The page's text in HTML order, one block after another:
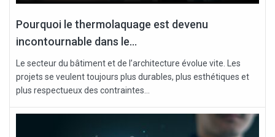
Pourquoi le thermolaquage est devenu
incontournable dans le...
Le secteur du bâtiment et de l’architecture évolue vite. Les
projets se veulent toujours plus durables, plus esthétiques et
plus respectueux des contraintes...